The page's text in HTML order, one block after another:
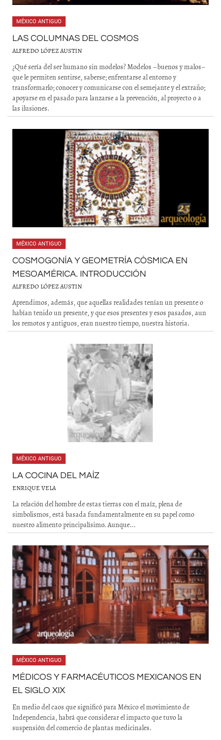
MÉXICO ANTIGUO
LAS COLUMNAS DEL COSMOS
ALFREDO LÓPEZ AUSTIN
¿Qué sería del ser humano sin modelos? Modelos –buenos y malos–
que le permiten sentirse, saberse; enfrentarse al entorno y
transformarlo; conocer y comunicarse con el semejante y el extraño;
apoyarse en el pasado para lanzarse a la prevención, al proyecto o a
las ilusiones.
MÉXICO ANTIGUO
COSMOGONÍA Y GEOMETRÍA CÓSMICA EN
MESOAMÉRICA. INTRODUCCIÓN
ALFREDO LÓPEZ AUSTIN
Aprendimos, además, que aquellas realidades tenían un presente o
habían tenido un presente, y que esos presentes y esos pasados, aun
los remotos y antiguos, eran nuestro tiempo, nuestra historia.
MÉXICO ANTIGUO
LA COCINA DEL MAÍZ
ENRIQUE VELA
La relación del hombre de estas tierras con el maíz, plena de
simbolismos, está basada fundamentalmente en su papel como
nuestro alimento principalísimo. Aunque...
MÉXICO ANTIGUO
MÉDICOS Y FARMACÉUTICOS MEXICANOS EN
EL SIGLO XIX
En medio del caos que significó para México el movimiento de
Independencia, habrá que considerar el impacto que tuvo la
suspensión del comercio de plantas medicinales.